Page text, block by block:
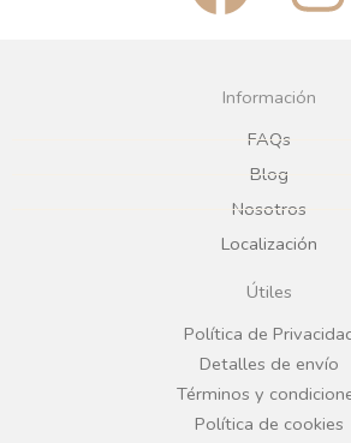
a
c
e
b
o
o
k
n
g
r
a
Información
FAQs
Blog
Nosotros
Localización
Útiles
Política de
Detalles de envío
Términos y
Política de cookies